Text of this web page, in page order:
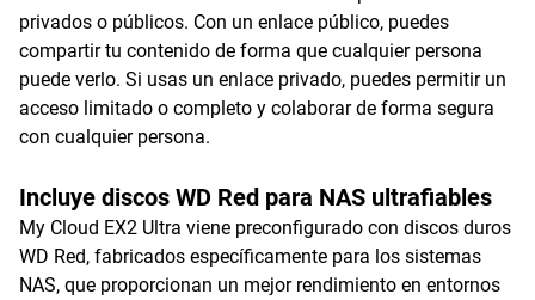
privados o públicos. Con un enlace público, puedes
compartir tu contenido de forma que cualquier persona
puede verlo. Si usas un enlace privado, puedes permitir un
acceso limitado o completo y colaborar de forma segura
con cualquier persona.
Incluye discos WD Red para NAS ultrafiables
My Cloud EX2 Ultra viene preconfigurado con discos duros
WD Red, fabricados específicamente para los sistemas
NAS, que proporcionan un mejor rendimiento en entornos